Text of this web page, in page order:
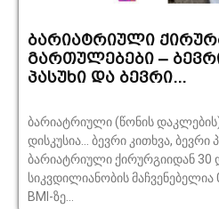
ბარიატრიული
გართულებები –
პასუხი და ბევრი...
ბარიატრიული (წონის
დისკუსია... ბევრი კითხვა, ბევრი
ბარიატრიული ქირურგიიდან 30
სიკვდილიანობის მაჩვენებელია
BMI-ზე...